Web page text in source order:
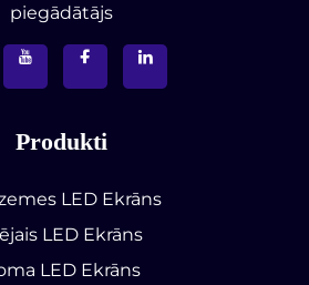
piegādātājs
Produkti
LED Ekrāns
LED Ekrāns
LED Ekrāns